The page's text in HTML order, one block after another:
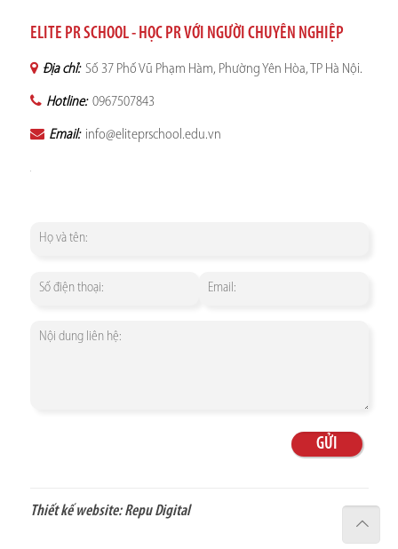
ELITE PR SCHOOL - HỌC PR VỚI NGƯỜI CHUYÊN NGHIỆP
Địa chỉ: Số 37 Phố Vũ Phạm Hàm, Phường Yên Hòa, TP Hà Nội.
Hotline: 0967507843
Email: info@eliteprschool.edu.vn
Thiết kế website:Repu Digital